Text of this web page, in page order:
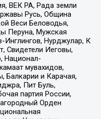
ВЕК РА, Рада земли
Русь, Община
Веси Беловодья,
Перуна, Мужская
Инглингов, Нурджулар, К
Свидетели Иеговы,
Национал-
мувахидов,
Балкарии и Карачая,
Пит Буль,
партия России,
Орден